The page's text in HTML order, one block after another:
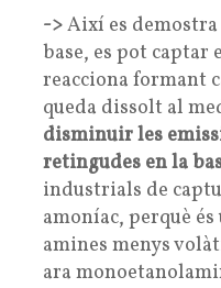
->Així es
base, es pot captar
reacciona formant
queda dissolt al
disminuir les
retingudes en la
industrials de
amoníac, perquè
amines menys
ara